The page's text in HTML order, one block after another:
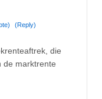
(Reply)
die
de marktrente